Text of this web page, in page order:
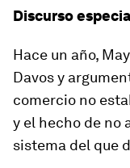
Discurso
Hace un año,
Davos y
comercio no
y el hecho de no
sistema del que